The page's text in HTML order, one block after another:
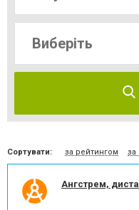
Сортувати: за рейтингом за
Ангстрем,